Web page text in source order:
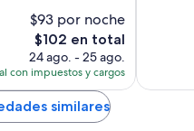
limpieza ecológicos
y secadoras de cabello
canales de televisión premium
independientes y microondas
$93 por noche
El
precio
actual
es
de
$102
$102 en total
24 ago. - 25 ago.
con impuestos y cargos
similares